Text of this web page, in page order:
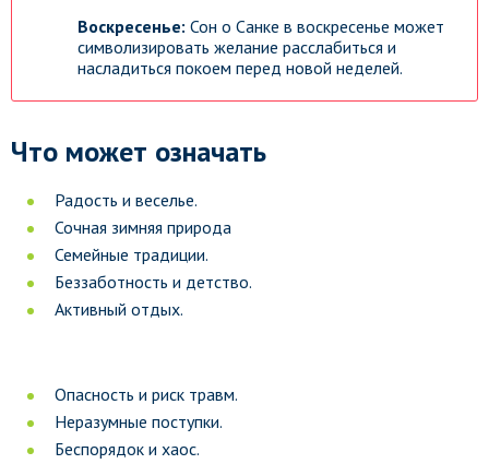
Воскресенье: Сон о Санке в воскресенье может
символизировать желание расслабиться и
насладиться покоем перед новой неделей.
Что может означать
Радость и веселье.
Сочная зимняя природа
Семейные традиции.
Беззаботность и детство.
Активный отдых.
Опасность и риск травм.
Неразумные поступки.
Беспорядок и хаос.